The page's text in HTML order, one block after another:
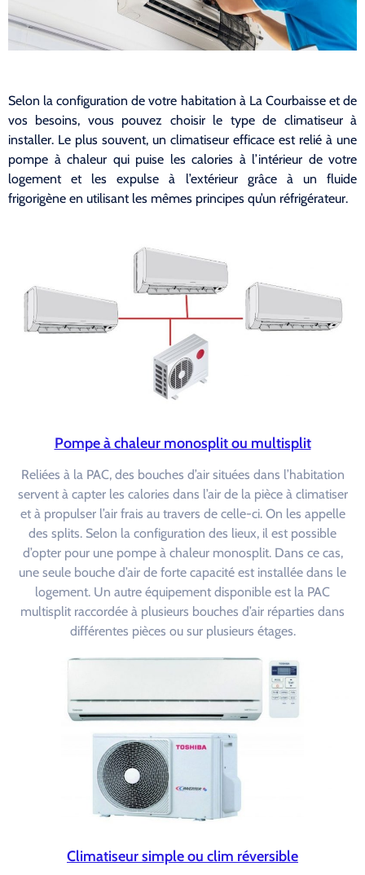
Selon la configuration de votre habitation à La Courbaisse et de
vos besoins, vous pouvez choisir le type de climatiseur à
installer. Le plus souvent, un climatiseur efficace est relié à une
pompe à chaleur qui puise les calories à l’intérieur de votre
logement et les expulse à l’extérieur grâce à un fluide
frigorigène en utilisant les mêmes principes qu’un réfrigérateur.
Pompe à chaleur monosplit ou multisplit
Reliées à la PAC, des bouches d’air situées dans l’habitation
servent à capter les calories dans l’air de la pièce à climatiser
et à propulser l’air frais au travers de celle-ci. On les appelle
des splits. Selon la configuration des lieux, il est possible
d’opter pour une pompe à chaleur monosplit. Dans ce cas,
une seule bouche d’air de forte capacité est installée dans le
logement. Un autre équipement disponible est la PAC
multisplit raccordée à plusieurs bouches d’air réparties dans
différentes pièces ou sur plusieurs étages.
Climatiseur simple ou clim réversible